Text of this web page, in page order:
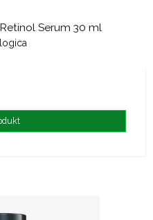
Serum 30 ml